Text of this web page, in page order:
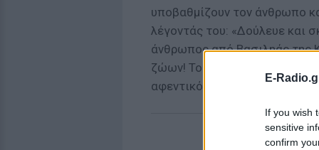
E-
If you wish
sensitive
confirm
υποβαθμίζουν τον άνθρωπο
λέγοντάς του: «Δούλευε και
άνθρωπος από Βασιληάς της
ζώων! Το ζώο βόσκει, δηλ.
αφεντικό του! Δεν έχει